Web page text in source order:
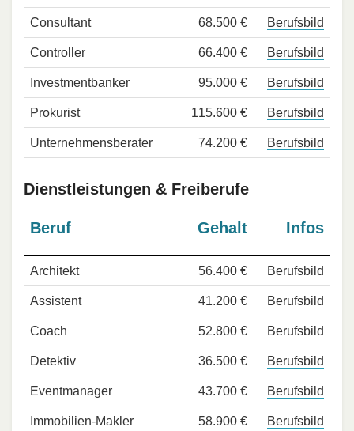
Consultant 68.500 € Berufsbild
Controller 66.400 € Berufsbild
Investmentbanker 95.000 € Berufsbild
Prokurist 115.600 € Berufsbild
Unternehmensberater 74.200 € Berufsbild
Dienstleistungen & Freiberufe
Beruf Gehalt Infos
Architekt 56.400 € Berufsbild
Assistent 41.200 € Berufsbild
Coach 52.800 € Berufsbild
Detektiv 36.500 € Berufsbild
Eventmanager 43.700 € Berufsbild
Immobilien-Makler 58.900 € Berufsbild